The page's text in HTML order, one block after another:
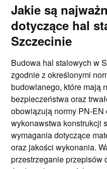
Jakie są
dotyczące hal
Szczecinie
Budowa hal stalowych w
zgodnie z określonymi
budowlanego, które mają
bezpieczeństwa oraz
obowiązują normy PN-
wykonawstwa konstrukcji
wymagania dotyczące
oraz jakości wykonania.
przestrzeganie przepisów